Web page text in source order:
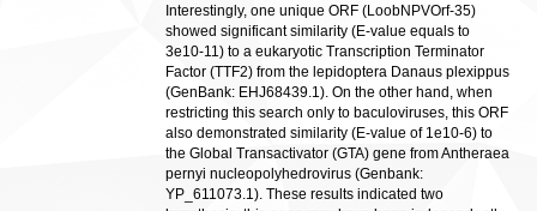
Interestingly, one unique ORF (LoobNPVOrf-35)
showed significant similarity (E-value equals to
3e10-11) to a eukaryotic Transcription Terminator
Factor (TTF2) from the lepidoptera Danaus plexippus
(GenBank: EHJ68439.1). On the other hand, when
restricting this search only to baculoviruses, this ORF
also demonstrated similarity (E-value of 1e10-6) to
the Global Transactivator (GTA) gene from Antheraea
pernyi nucleopolyhedrovirus (Genbank:
YP_611073.1). These results indicated two